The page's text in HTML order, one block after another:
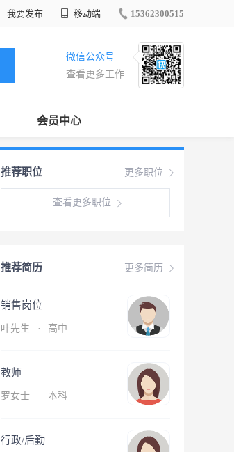
我要发布 移动端 15362300515
微信公众号
查看更多工作
会员中心
更多职位
推荐职位
查看更多职位
更多简历
推荐简历
销售岗位
叶先生 · 高中
教师
罗女士 · 本科
行政/后勤